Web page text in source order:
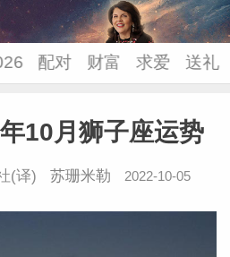
配对 财富 求爱 送礼
10月狮子座运势
(译) 苏珊米勒 2022-10-05